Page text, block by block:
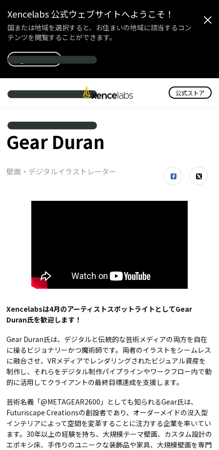
Xencelabs 公式ウェブサイトへようこそ！
国または地域を選択すると、お住まいの地域に該当するコン
テンツを閲覧することができます。
公式ストア
Gear Duran
壁画・デジタルイラストレーター
Xencelabsは4月のアーティストスポットライトとしてGear
Duran氏を歓迎します！
Gear Duran氏は、デジタルと伝統的な芸術メディアの両方を自在
に操るビジョナリーかつ魔術師です。両者のイラストをシームレス
に融合させ、VRメディアでレンダリングされたビジュアル資産を
制作し、それらをデジタル制作パイプラインやワークフロー内で動
的に活用してクライアントの最終目標達成を支援します。
芸術名義「@METAGEAR2600」としても知られるGear氏は、
Futuriscape Creationsの創設者であり、オーダーメイドの没入型
インテリアによって空間を変革することに注力する企業を率いてい
ます。30年以上の経験を持ち、大規模テーマ壁画、カスタム設計の
エポキシ床、手作りのユニークな装飾品や家具、大規模壁画を専門